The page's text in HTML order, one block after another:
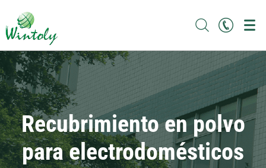
Recubrimiento en polvo
para electrodomésticos